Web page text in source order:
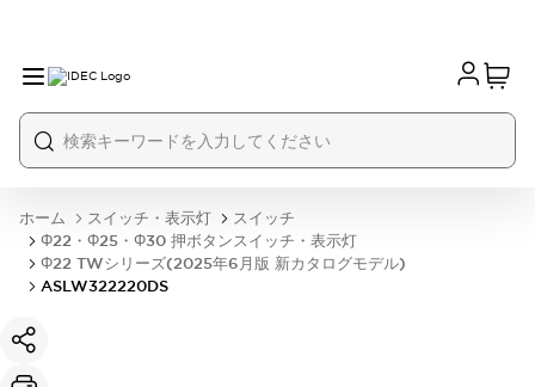
ホーム スイッチ・表示灯
スイッチ
Φ22・Φ25・Φ30 押ボタンスイッチ・表示灯
Φ22 TWシリーズ(2025年6月版 新カタログモデル)
ASLW322220DS